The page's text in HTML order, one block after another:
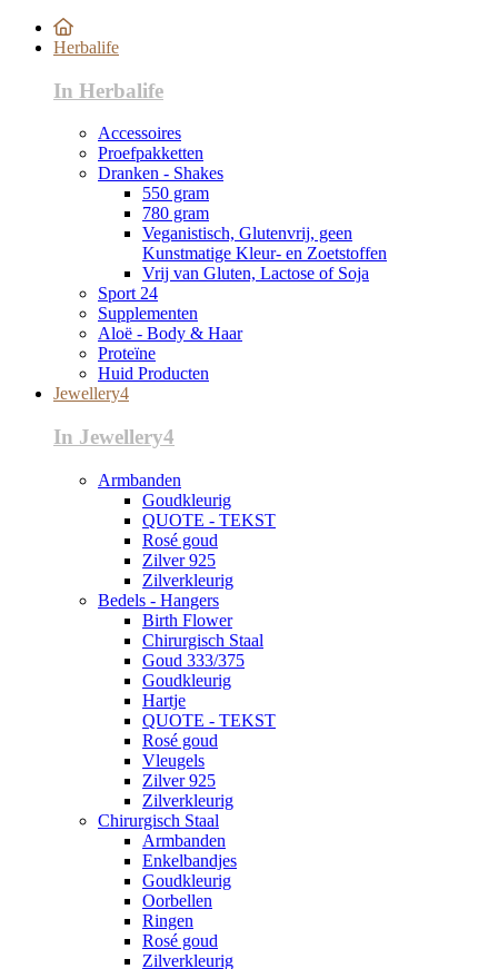
Herbalife
In Herbalife
Accessoires
Proefpakketten
Dranken - Shakes
550 gram
780 gram
Veganistisch, Glutenvrij, geen
Kunstmatige Kleur- en Zoetstoffen
Vrij van Gluten, Lactose of Soja
Sport 24
Supplementen
Aloë - Body & Haar
Proteïne
Huid Producten
Jewellery4
In Jewellery4
Armbanden
Goudkleurig
QUOTE - TEKST
Rosé goud
Zilver 925
Zilverkleurig
Bedels - Hangers
Birth Flower
Chirurgisch Staal
Goud 333/375
Goudkleurig
Hartje
QUOTE - TEKST
Rosé goud
Vleugels
Zilver 925
Zilverkleurig
Chirurgisch Staal
Armbanden
Enkelbandjes
Goudkleurig
Oorbellen
Ringen
Rosé goud
Zilverkleurig